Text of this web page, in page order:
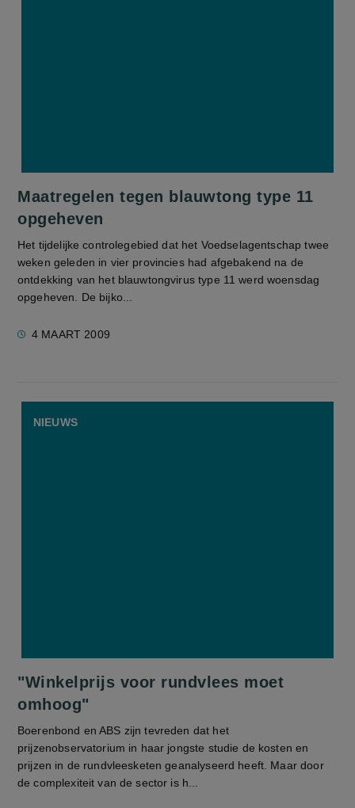
Maatregelen tegen blauwtong type 11
opgeheven
Het tijdelijke controlegebied dat het Voedselagentschap twee
weken geleden in vier provincies had afgebakend na de
ontdekking van het blauwtongvirus type 11 werd woensdag
opgeheven. De bijko...
4 MAART 2009
"Winkelprijs voor rundvlees moet
omhoog"
Boerenbond en ABS zijn tevreden dat het
prijzenobservatorium in haar jongste studie de kosten en
prijzen in de rundvleesketen geanalyseerd heeft. Maar door
de complexiteit van de sector is h...
NIEUWS